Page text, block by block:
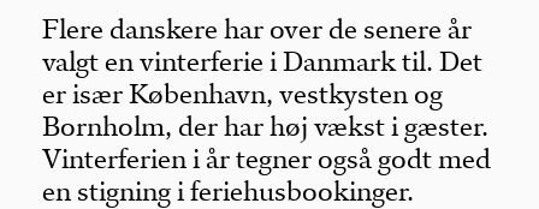
Flere danskere har over de senere år
valgt en vinterferie i Danmark til. Det
er især København, vestkysten og
Bornholm, der har høj vækst i gæster.
Vinterferien i år tegner også godt med
en stigning i feriehusbookinger.